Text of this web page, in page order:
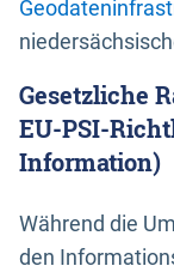
Gesetzliche
EU-PSI-
Information)
Während die
den